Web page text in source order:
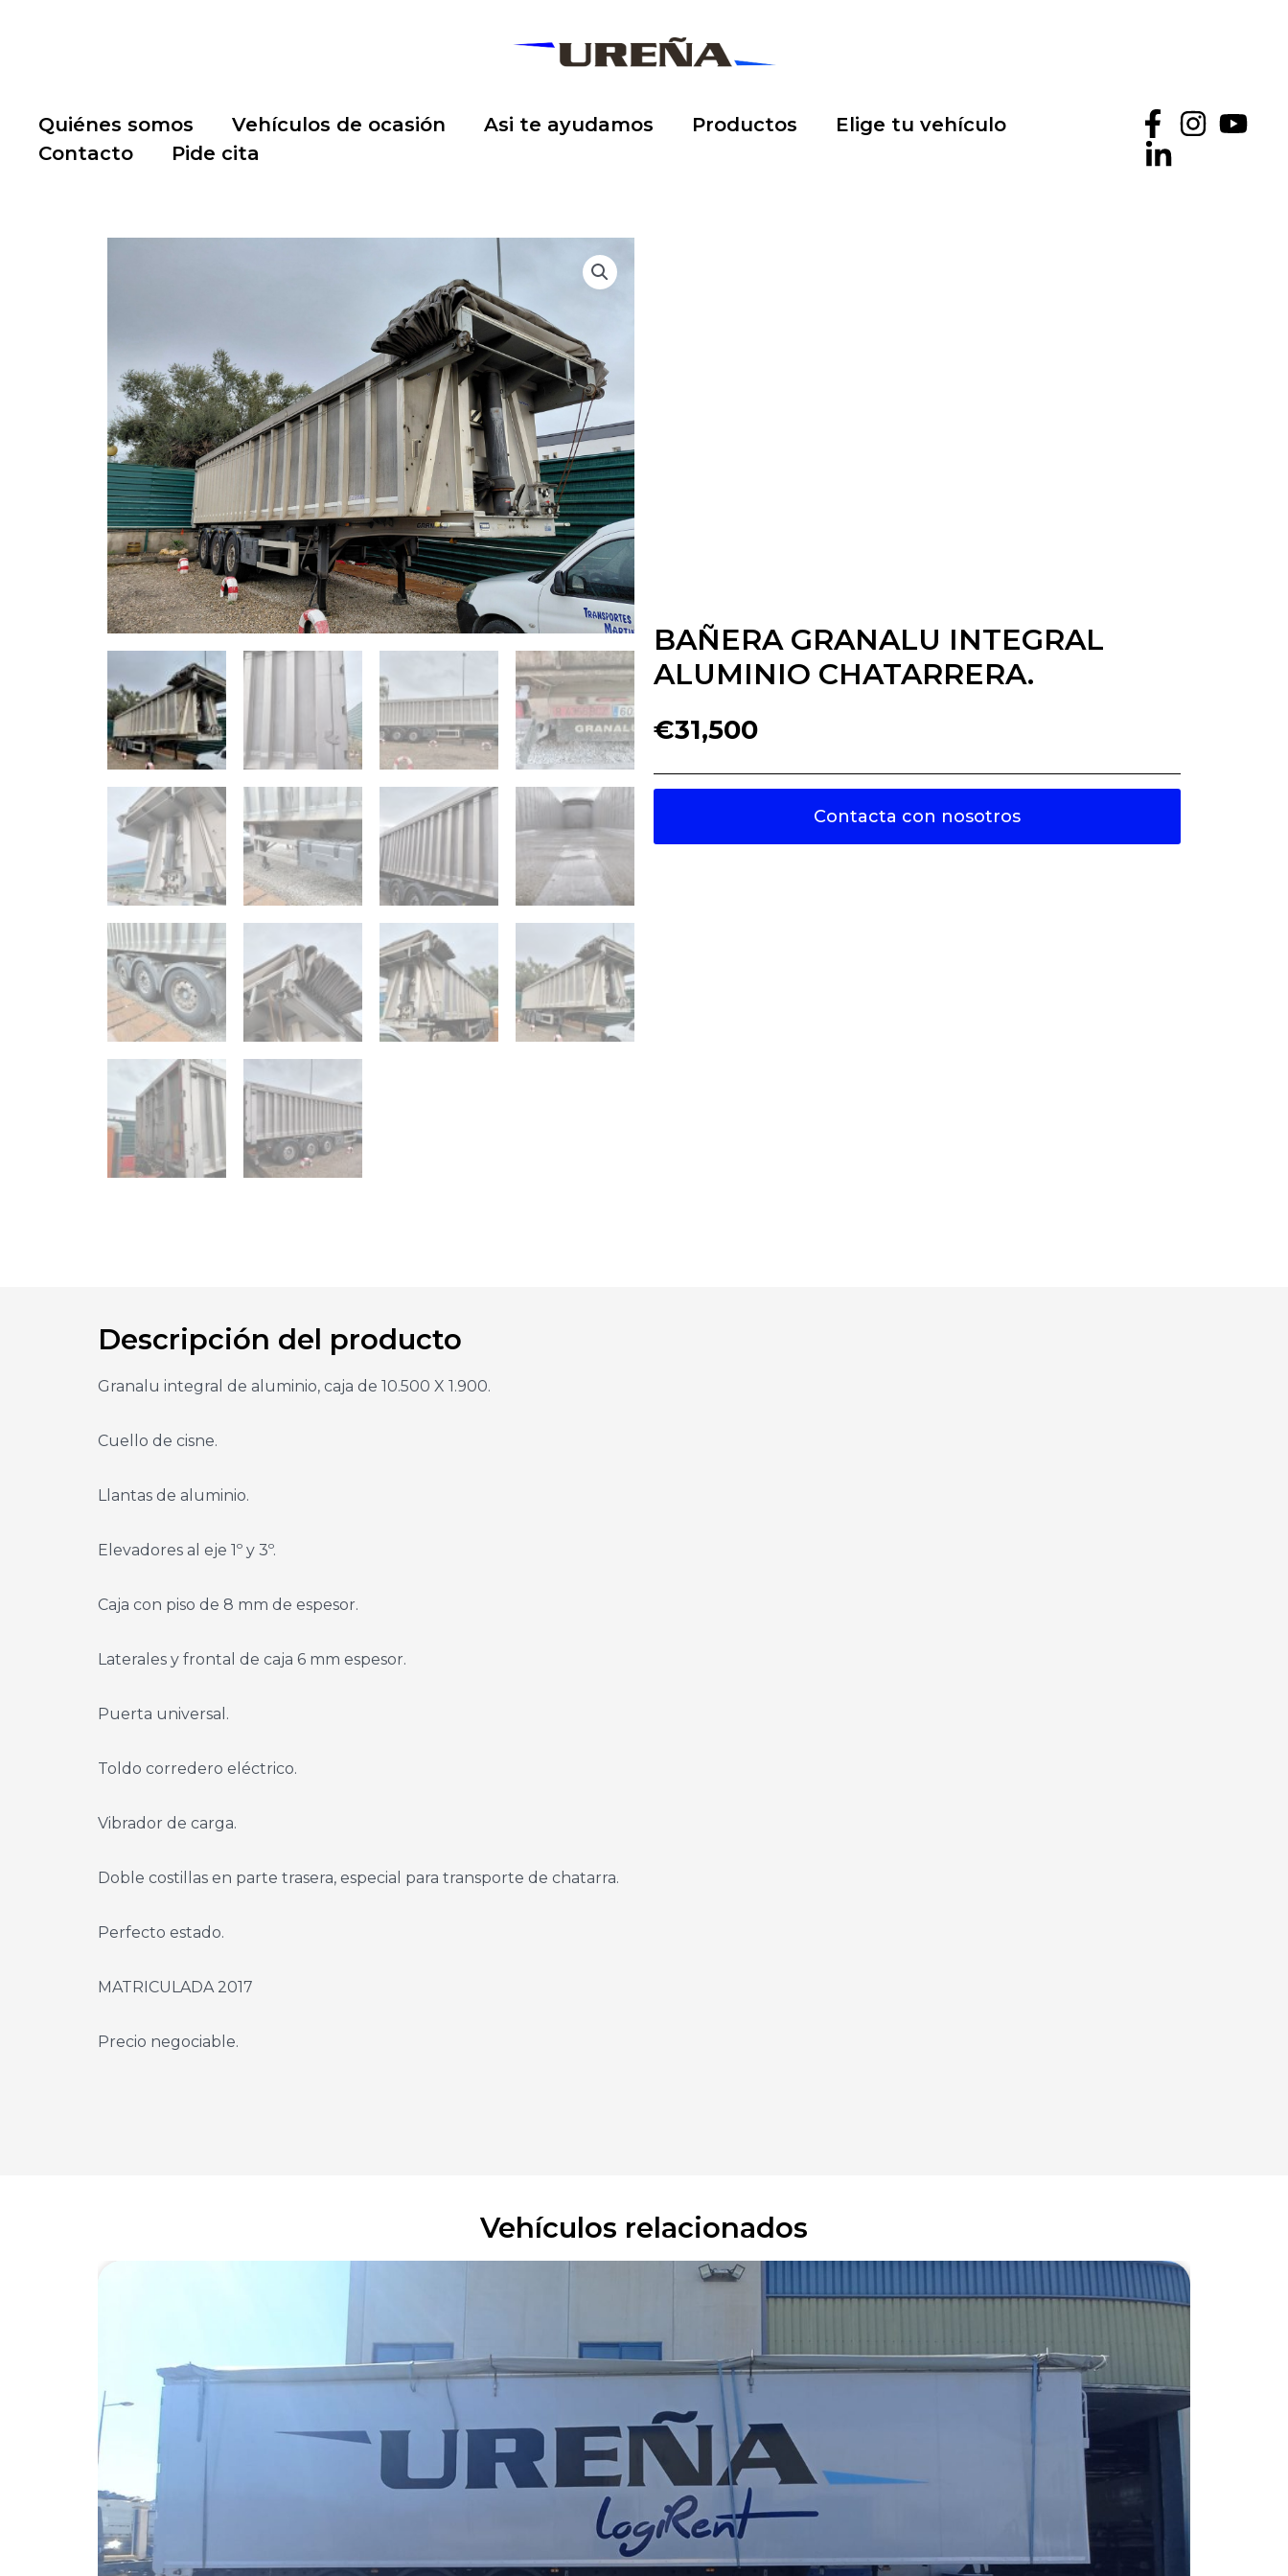
Quiénes somos Vehículos de ocasión Asi te ayudamos Productos
Elige tu vehículo
Contacto
Pide cita
BAÑERA GRANALU INTEGRAL
ALUMINIO CHATARRERA.
€31,500
Contacta con nosotros
Descripción del producto
Granalu integral de aluminio, caja de 10.500 X 1.900.
Cuello de cisne.
Llantas de aluminio.
Elevadores al eje 1º y 3º.
Caja con piso de 8 mm de espesor.
Laterales y frontal de caja 6 mm espesor.
Puerta universal.
Toldo corredero eléctrico.
Vibrador de carga.
Doble costillas en parte trasera, especial para transporte de chatarra.
Perfecto estado.
MATRICULADA 2017
Precio negociable.
Vehículos relacionados